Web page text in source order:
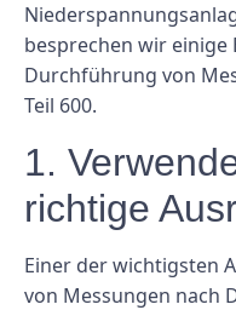
besprechen wir einige
Durchführung von
Teil 600.
1.
richtige
Einer der wichtigsten
von Messungen nach